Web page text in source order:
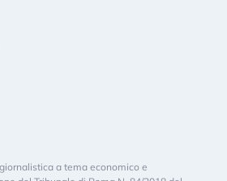
a tema economico e